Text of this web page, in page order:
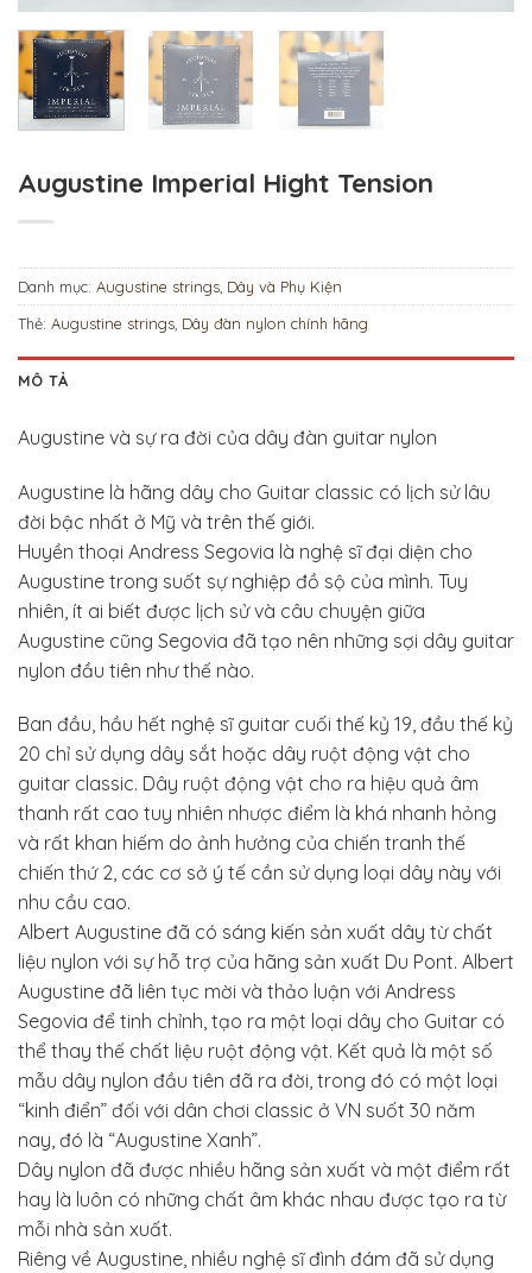
Augustine Imperial Hight Tension
Danh mục: Augustine strings Dây và Phụ Kiện
Thẻ: Augustine strings Dây đàn nylon chính hãng
MÔ TẢ
Augustine và sự ra đời của dây đàn guitar nylon
Augustine là hãng dây cho Guitar classic có lịch sử lâu
đời bậc nhất ở Mỹ và trên thế giới.
Huyền thoại Andress Segovia là nghệ sĩ đại diện cho
Augustine trong suốt sự nghiệp đồ sộ của mình. Tuy
nhiên, ít ai biết được lịch sử và câu chuyện giữa
Augustine cũng Segovia đã tạo nên những sợi dây guitar
nylon đầu tiên như thế nào.
Ban đầu, hầu hết nghệ sĩ guitar cuối thế kỷ 19, đầu thế kỷ
20 chỉ sử dụng dây sắt hoặc dây ruột động vật cho
guitar classic. Dây ruột động vật cho ra hiệu quả âm
thanh rất cao tuy nhiên nhược điểm là khá nhanh hỏng
và rất khan hiếm do ảnh hưởng của chiến tranh thế
chiến thứ 2, các cơ sở ý tế cần sử dụng loại dây này với
nhu cầu cao.
Albert Augustine đã có sáng kiến sản xuất dây từ chất
liệu nylon với sự hỗ trợ của hãng sản xuất Du Pont. Albert
Augustine đã liên tục mời và thảo luận với Andress
Segovia để tinh chỉnh, tạo ra một loại dây cho Guitar có
thể thay thế chất liệu ruột động vật. Kết quả là một số
mẫu dây nylon đầu tiên đã ra đời, trong đó có một loại
“kinh điển” đối với dân chơi classic ở VN suốt 30 năm
nay, đó là “Augustine Xanh”.
Dây nylon đã được nhiều hãng sản xuất và một điểm rất
hay là luôn có những chất âm khác nhau được tạo ra từ
mỗi nhà sản xuất.
Riêng về Augustine, nhiều nghệ sĩ đình đám đã sử dụng